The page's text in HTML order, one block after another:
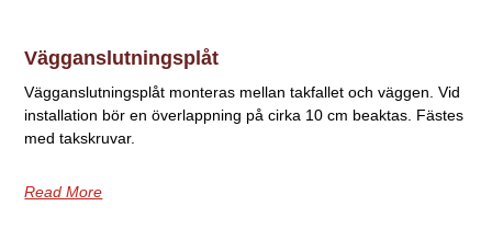
Vägganslutningsplåt
Vägganslutningsplåt monteras mellan takfallet och väggen. Vid
installation bör en överlappning på cirka 10 cm beaktas. Fästes
med takskruvar.
Read More